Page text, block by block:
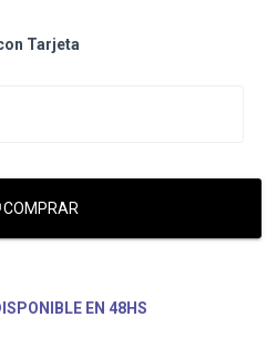
Tarjeta
COMPRAR
EN 48HS